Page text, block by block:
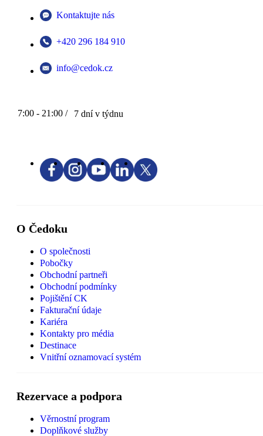
Kontaktujte nás
+420 296 184 910
info@cedok.cz
7:00 - 21:00 / 7 dní v týdnu
O Čedoku
O společnosti
Pobočky
Obchodní partneři
Obchodní podmínky
Pojištění CK
Fakturační údaje
Kariéra
Kontakty pro média
Destinace
Vnitřní oznamovací systém
Rezervace a podpora
Věrnostní program
Doplňkové služby